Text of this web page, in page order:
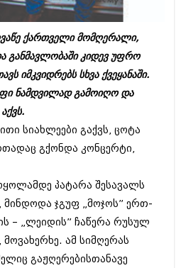
ქართველი მომღერალი,
კიდევ უფრო
იმკვიდრებს სხვა ქვეყანაში.
ნამდვილად გამოიღო და
სიახლეები გაქვს, ცოტა
გქონდა კონცერტი,
პატარა შესავალს
მინდოდა ჯგუფ „მოჯოს” ერთ-
– „ლეიდის” ჩაწერა რუსულ
ამ სიმღერას
გაჟღერებისთანავე